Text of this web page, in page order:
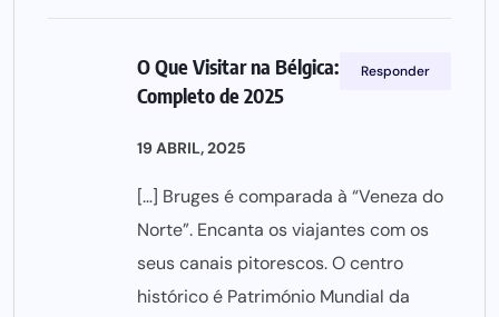
O Que Visitar na Bélgica: Guia
Completo de 2025
19 ABRIL, 2025
[…] Bruges é comparada à “Veneza do
Norte”. Encanta os viajantes com os
seus canais pitorescos. O centro
histórico é Património Mundial da
Responder